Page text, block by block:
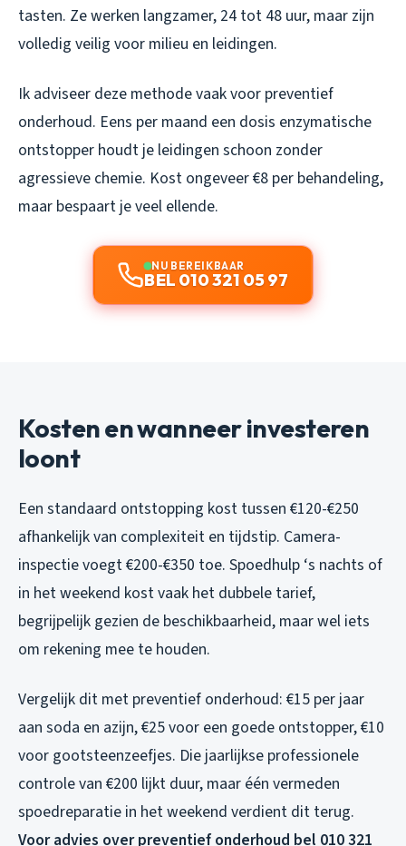
tasten. Ze werken langzamer, 24 tot 48 uur, maar zijn
volledig veilig voor milieu en leidingen.
Ik adviseer deze methode vaak voor preventief
onderhoud. Eens per maand een dosis enzymatische
ontstopper houdt je leidingen schoon zonder
agressieve chemie. Kost ongeveer €8 per behandeling,
maar bespaart je veel ellende.
NU BEREIKBAAR
BEL 010 321 05 97
Kosten en wanneer investeren
loont
Een standaard ontstopping kost tussen €120-€250
afhankelijk van complexiteit en tijdstip. Camera-
inspectie voegt €200-€350 toe. Spoedhulp ‘s nachts of
in het weekend kost vaak het dubbele tarief,
begrijpelijk gezien de beschikbaarheid, maar wel iets
om rekening mee te houden.
Vergelijk dit met preventief onderhoud: €15 per jaar
aan soda en azijn, €25 voor een goede ontstopper, €10
voor gootsteenzeefjes. Die jaarlijkse professionele
controle van €200 lijkt duur, maar één vermeden
spoedreparatie in het weekend verdient dit terug.
Voor advies over preventief onderhoud bel 010 321